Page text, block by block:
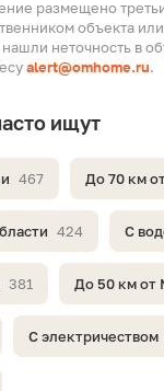
размещено
объекта
неточность в
alert@omhome.ru.
ищут
467 До 70 км
424 С
381 До 50 км от
С электричеством